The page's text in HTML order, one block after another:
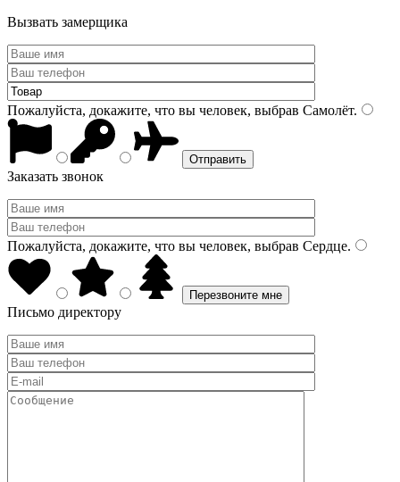
Вызвать замерщика
Пожалуйста, докажите, что вы человек, выбрав Самолёт.
Заказать звонок
Пожалуйста, докажите, что вы человек, выбрав Сердце.
Письмо директору